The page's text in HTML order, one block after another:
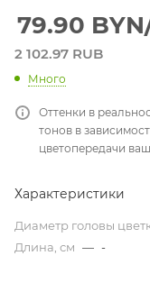
79.90 BYN
2 102.97 RUB
Много
Оттенки в
тонов в
цветопередачи
Характеристики
Диаметр головы
Длина, см — -